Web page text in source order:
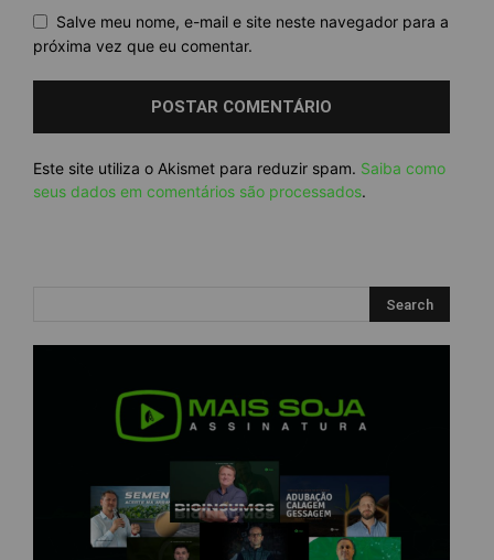
Salve meu nome, e-mail e site neste navegador para a
próxima vez que eu comentar.
Este site utiliza o Akismet para reduzir spam. Saiba como
seus dados em comentários são processados.